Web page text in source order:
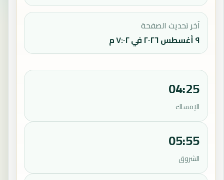
آخر تحديث الصفحة
٩ أغسطس ٢٠٢٦ في ٧:٠٢ م
04:25
الإمساك
05:55
الشروق